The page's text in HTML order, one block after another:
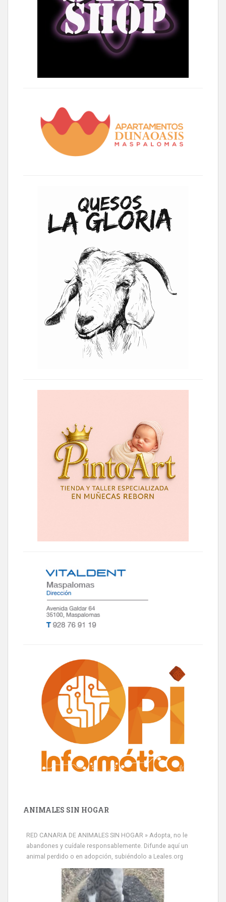
ANIMALES SIN HOGAR
RED CANARIA DE ANIMALES SIN HOGAR » Adopta, no le
abandones y cuídale responsablemente. Difunde aquí un
animal perdido o en adopción, subiéndolo a Leales.org